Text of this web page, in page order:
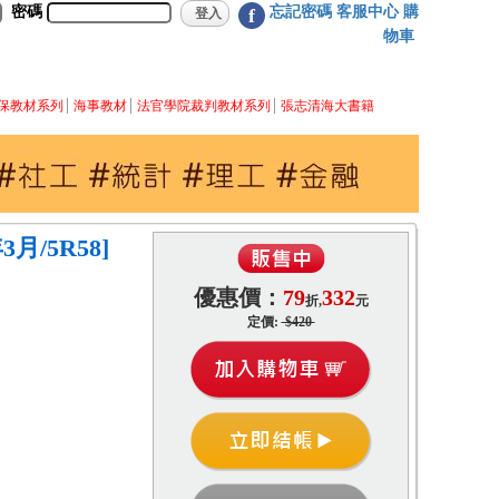
密碼 f 忘記密碼 客服中心 購
物車
教材系列 海事教材 法官學院裁判教材系列 張志清海大書籍
月/5R58]
優惠價： 79折,332元
定價:$420